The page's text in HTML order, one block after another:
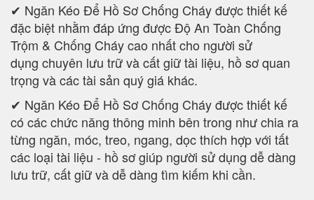
✔ Ngăn Kéo Để Hồ Sơ Chống Cháy được thiết kế
đặc biệt nhằm đáp ứng được Độ An Toàn Chống
Trộm & Chống Cháy cao nhất cho người sử
dụng chuyên lưu trữ và cất giữ tài liệu, hồ sơ quan
trọng và các tài sản quý giá khác.
✔ Ngăn Kéo Để Hồ Sơ Chống Cháy được thiết kế
có các chức năng thông minh bên trong như chia ra
từng ngăn, móc, treo, ngang, dọc thích hợp với tất
các loại tài liệu - hồ sơ giúp người sử dụng dễ dàng
lưu trữ, cất giữ và dễ dàng tìm kiếm khi cần.